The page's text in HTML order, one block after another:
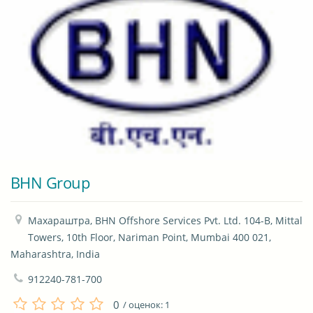
BHN Group
Махараштра, BHN Offshore Services Pvt. Ltd. 104-B, Mittal
Towers, 10th Floor, Nariman Point, Mumbai 400 021,
Maharashtra, India
912240-781-700
0 / оценок: 1